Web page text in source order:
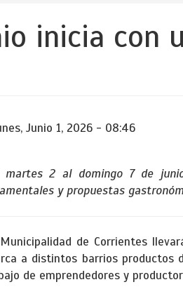
inicia con
Junio 1, 2026 - 08:46
martes 2 al domingo 7 de
y propuestas
de Corrientes
a distintos barrios productos
de emprendedores y